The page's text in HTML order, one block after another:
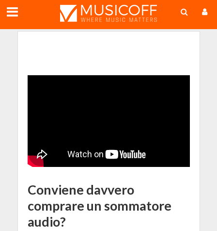
Conviene davvero
comprare un sommatore
audio?